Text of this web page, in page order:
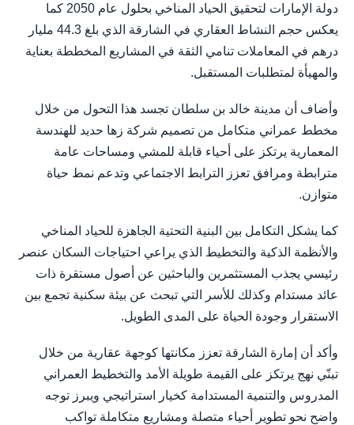
دولة الإمارات لتحقيق الحياد المناخي بحلول عام 2050 كما
يعكس حجم النشاط العقاري في الشارقة الذي بلغ 44.3 مليار
درهم في المعاملات تنامي الثقة في المشاريع المخططة بعناية
والمهيأة لمتطلبات المستقبل.
وأضاف أن مدينة خالد بن سلطان تجسد هذا التحول من خلال
مخطط عمراني متكامل من تصميم شركة زها حديد للهندسة
المعمارية يرتكز على أحياء قابلة للمشي ومساحات عامة
مترابطة ومرافق تعزز الترابط الاجتماعي وتدعم نمط حياة
متوازن.
كما يشكل التكامل بين البنية التحتية الجاهزة للحياد المناخي
والأنظمة الذكية والتخطيط الذي يراعي احتياجات السكان عنصر
رئيسي يجذب المستثمرين والباحثين عن أصول مستقرة ذات
عائد مستدام وكذلك للأسر التي تبحث عن بيئة سكنية تجمع بين
الاستقرار وجودة الحياة على المدى الطويل.
وأكد أن إمارة الشارقة تعزز مكانتها كوجهة عقارية من خلال
تبنّي نهج يرتكز على القيمة طويلة الأمد والتخطيط العمراني
المدروس والتنمية المستدامة كخيار استراتيجي ويبرز توجه
واضح نحو تطوير أحياء متصلة ومشاريع متكاملة تواكب